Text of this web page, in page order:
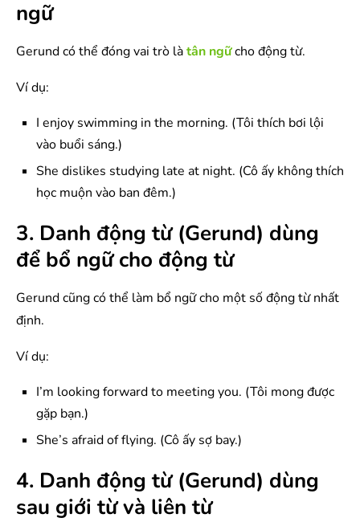
ngữ
Gerund có thể đóng vai trò làtân ngữcho động từ.
Ví dụ:
I enjoy swimming in the morning. (Tôi thích bơi lội
vào buổi sáng.)
She dislikes studying late at night. (Cô ấy không thích
học muộn vào ban đêm.)
3. Danh động từ (Gerund) dùng
để bổ ngữ cho động từ
Gerund cũng có thể làm bổ ngữ cho một số động từ nhất
định.
Ví dụ:
I’m looking forward to meeting you. (Tôi mong được
gặp bạn.)
She’s afraid of flying. (Cô ấy sợ bay.)
4. Danh động từ (Gerund) dùng
sau giới từ và liên từ